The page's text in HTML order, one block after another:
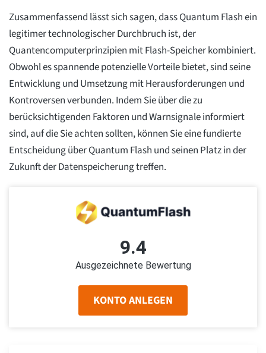
Zusammenfassend lässt sich sagen, dass Quantum Flash ein
legitimer technologischer Durchbruch ist, der
Quantencomputerprinzipien mit Flash-Speicher kombiniert.
Obwohl es spannende potenzielle Vorteile bietet, sind seine
Entwicklung und Umsetzung mit Herausforderungen und
Kontroversen verbunden. Indem Sie über die zu
berücksichtigenden Faktoren und Warnsignale informiert
sind, auf die Sie achten sollten, können Sie eine fundierte
Entscheidung über Quantum Flash und seinen Platz in der
Zukunft der Datenspeicherung treffen.
9.4
Ausgezeichnete Bewertung
KONTO ANLEGEN